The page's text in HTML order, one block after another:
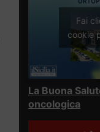
Fai
cookie
La Buona
oncologica